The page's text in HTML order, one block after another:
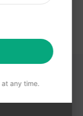
any time.